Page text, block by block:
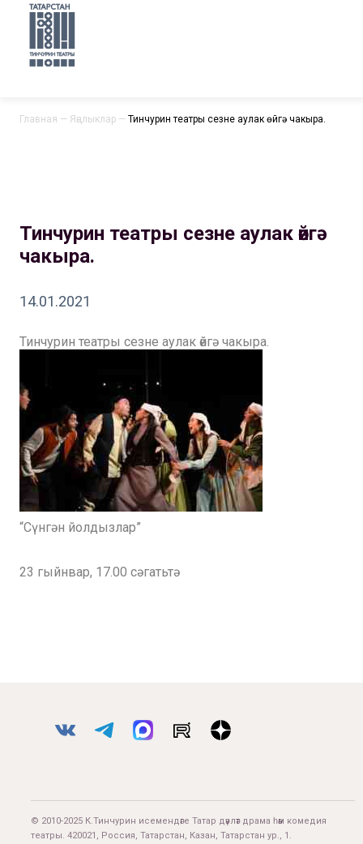
Главная — Яңалыклар — Тинчурин театры сезне аулак өйгә чакыра.
Тинчурин театры сезне аулак өйгә
чакыра.
14.01.2021
Тинчурин театры сезне аулак өйгә чакыра.
“Сүнгән йолдызлар”
23 гыйнвар, 17.00 сәгатьтә
© 2010-2025 К.Тинчурин исемендәге Татар дәүләт драма һәм комедия
театры. 420021, Россия, Татарстан, Казан, Татарстан ур., 1.